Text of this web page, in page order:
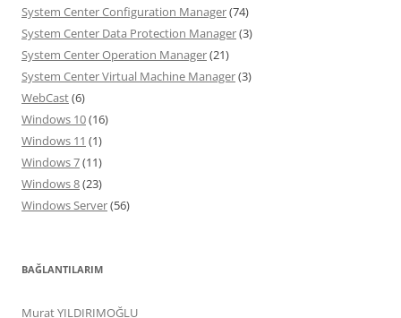
System Center Configuration Manager(74)
System Center Data Protection Manager(3)
System Center Operation Manager(21)
System Center Virtual Machine Manager(3)
WebCast(6)
Windows 10(16)
Windows 11 (1)
Windows 7(11)
Windows 8(23)
Windows Server(56)
BAĞLANTILARIM
Murat YILDIRIMOĞLU